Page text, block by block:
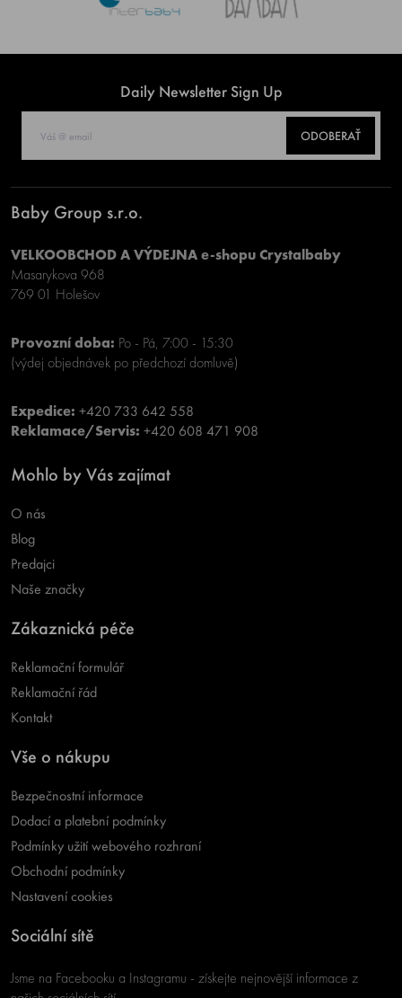
Daily Newsletter Sign Up
ODOBERAŤ
Baby Group s.r.o.
VELKOOBCHOD A VÝDEJNA e-shopu Crystalbaby
Masarykova 968
769 01 Holešov
Provozní doba: Po - Pá, 7:00 - 15:30
(výdej objednávek po předchozí domluvě)
Expedice: +420 733 642 558
Reklamace/Servis: +420 608 471 908
Mohlo by Vás zajímat
O nás
Blog
Predajci
Naše značky
Zákaznická péče
Reklamační formulář
Reklamační řád
Kontakt
Vše o nákupu
Bezpečnostní informace
Dodací a platební podmínky
Podmínky užití webového rozhraní
Obchodní podmínky
Nastavení cookies
Sociální sítě
Jsme na Facebooku a Instagramu - získejte nejnovější informace z